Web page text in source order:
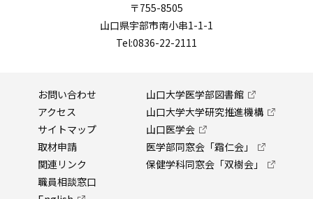
〒755-8505
山口県宇部市南小串1-1-1
Tel:0836-22-2111
お問い合わせ
アクセス
サイトマップ
取材申請
関連リンク
職員相談窓口
山口大学医学部図書館
山口大学大学研究推進機構
山口医学会
医学部同窓会「霜仁会」
保健学科同窓会「双樹会」